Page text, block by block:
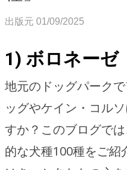
出版元 01/09/2025
1) ボロネーゼ
地元のドッグパーク
ッグやケイン・コル
すか？このブログで
的な犬種100種をご紹